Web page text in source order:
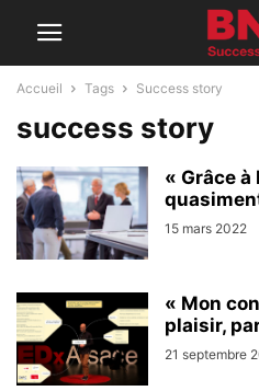
Accueil Tags Success story
success story
« Grâce à
15 mars 2022
« Mon
plaisir,
21 septembre